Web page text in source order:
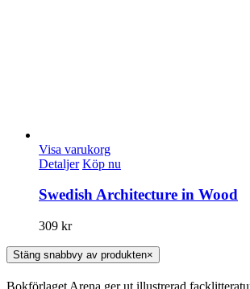
Visa varukorg
Detaljer Köp nu
Swedish Architecture in Wood
309 kr
Stäng snabbvy av produkten×
Bokförlaget Arena ger ut illustrerad